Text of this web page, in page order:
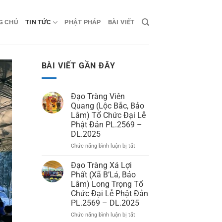
CHỦ TIN TỨC PHẬT PHÁP BÀI VIẾT
BÀI VIẾT GẦN ĐÂY
Đạo Tràng Viên
Quang (Lộc Bắc, Bảo
Lâm) Tổ Chức Đại Lễ
Phật Đản PL.2569 –
DL.2025
Chức năng bình luận bị tắt
Quang
(Lộc
Bắc,
Bảo
Đạo Tràng Xá Lợi
Phất (Xã B’Lá, Bảo
Lâm) Long Trọng Tổ
Chức Đại Lễ Phật Đản
PL.2569 – DL.2025
Chức năng bình luận bị tắt